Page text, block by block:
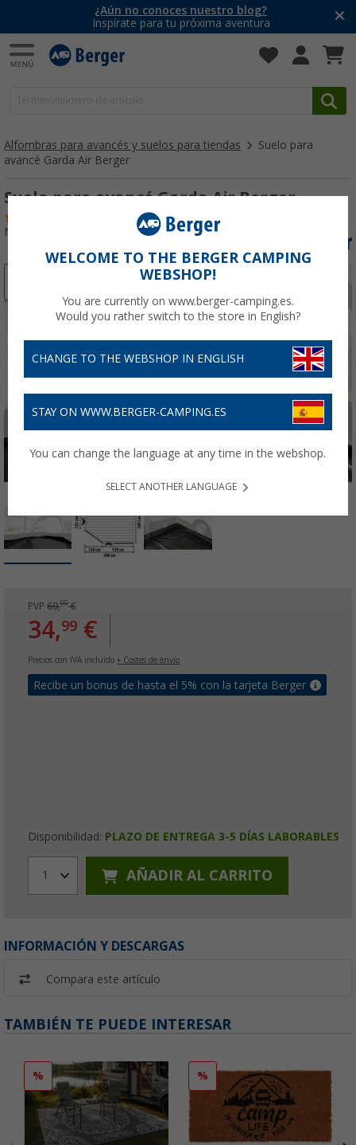
¿Aún no conoces nuestro blog?
Inspírate para tu próxima aventura
Alfombras para avancés y suelos para tiendas
Suelo para
avancé Garda Air Berger
Suelo para avancé Garda Air Berger
Nº de artículo 246580
PVP 69,99€
34,99 €
Precios con IVA incluido + Costes de envío
Recibe un bonus de hasta el 5% con la tarjeta Berger
Disponibilidad: PLAZO DE ENTREGA 3-5 DÍAS LABORABLES
1 AÑADIR AL CARRITO
INFORMACIÓN Y DESCARGAS
Compara este artículo
TAMBIÉN TE PUEDE INTERESAR
% %
WELCOME TO THE BERGER CAMPING
WEBSHOP!
You are currently on www.berger-camping.es.
Would you rather switch to the store in English?
CHANGE TO THE WEBSHOP IN ENGLISH
STAY ON WWW.BERGER-CAMPING.ES
You can change the language at any time in the webshop.
SELECT ANOTHER LANGUAGE